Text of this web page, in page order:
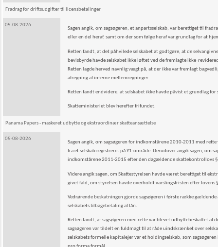
Fradrag for driftsudgifter til licensbetalinger
05-08-2026
Sagen angik, om sagsøgeren, et anpartsselskab, var berettiget til
eller en del heraf, samt om der som følge heraf var grundlag for at
Retten fandt, at det påhvilede selskabet at godtgøre, at de
bevisbyrde havde selskabet ikke løftet ved de fremlagte
Retten lagde herved navnlig vægt på, at der ikke var fremlagt
afregning af interne mellemregninger.
Retten fandt endvidere, at selskabet ikke havde påvist et grundlag
Skatteministeriet blev herefter frifundet.
Panama Papers - maskeret udbytte og ekstraordinær skatteansættelse
05-08-2026
Sagen angik, om sagsøgeren for indkomstårene 2010-2011 med
fra et selskab registreret på Y1-område. Derudover angik sagen, om
indkomstårene 2011-2015 efter den dagældende skattekontrollovs §
Videre angik sagen, om Skattestyrelsen havde været berettiget til
givet fald, om styrelsen havde overholdt varslingsfristen efter
Vedrørende beskatningen gjorde sagsøgeren i første række
selskabets tilbagebetaling af lån.
Retten fandt, at sagsøgeren med rette var blevet udbyttebeskattet
sagsøgeren var tildelt en fuldmagt til at råde uindskrænket over
selskabets formelle kapitalejer var et holdingselskab, som